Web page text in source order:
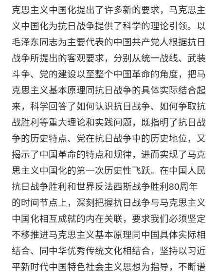
克思主义中国化提出了许多新的要求，马克思主
义中国化为抗日战争提供了科学的理论引领。以
毛泽东同志为主要代表的中国共产党人根据抗日
战争所提出的客观要求，分别从统一战线、武装
斗争、党的建设以至整个中国革命的角度，把马
克思主义基本原理同抗日战争的具体实际结合起
来，科学回答了如何认识抗日战争、如何争取抗
战胜利等重大理论和实践问题，既指明了抗日战
争的历史特点、党在抗日战争中的历史地位，又
揭示了中国革命的特点和规律，进而实现了马克
思主义中国化的第一次历史性飞跃。在中国人民
抗日战争胜利和世界反法西斯战争胜利80周年
的时间节点上，深刻把握抗日战争与马克思主义
中国化相互成就的内在关联，要求我们必须坚定
不移推进马克思主义基本原理同中国具体实际相
结合、同中华优秀传统文化相结合，坚持以习近
平新时代中国特色社会主义思想为指导，不断谱